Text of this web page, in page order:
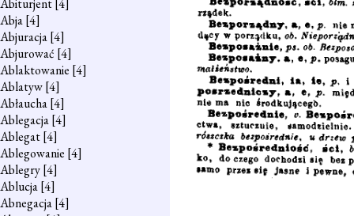
Abiturjent[4]
Abja[4]
Abjuracja[4]
Abjurować [4]
Ablaktowanie [4]
Ablatyw[4]
Abłaucha[4]
Ablegacja[4]
Ablegat[4]
Ablegowanie [4]
Ablegry[4]
Ablucja[4]
Abnegacja[4]